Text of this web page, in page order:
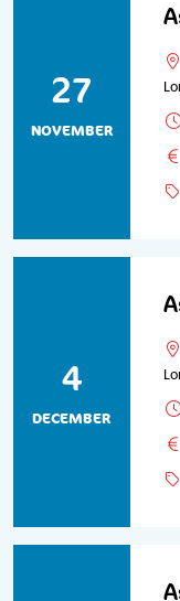
27
NOVEMBER
4
DECEMBER